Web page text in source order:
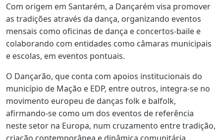
Com origem em Santarém, a Dançarém visa promover
as tradições através da dança, organizando eventos
mensais como oficinas de dança e concertos-baile e
colaborando com entidades como câmaras municipais
e escolas, em eventos pontuais.
O Dançarão, que conta com apoios institucionais do
município de Mação e EDP, entre outros, integra-se no
movimento europeu de danças folk e balfolk,
afirmando-se como um dos eventos de referência
neste setor na Europa, num cruzamento entre tradição,